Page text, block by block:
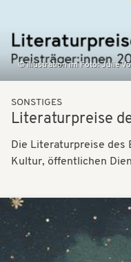
Illustration im Foto: Julie
SONSTIGES
Literaturpreise
Die Literaturpreise des
Kultur, öffentlichen
Bilder